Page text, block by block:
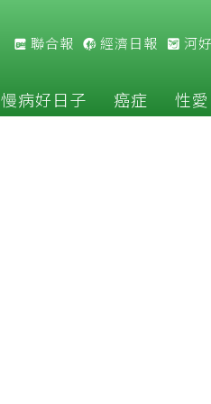
聯合報 經濟日報 河
慢病好日子 癌症 性愛